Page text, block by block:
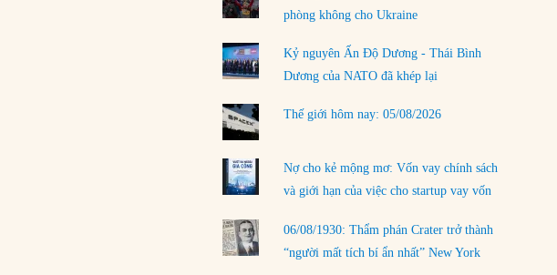
30/07/2026
Tập tìm cách chôn vùi bê bối chấn động vòng
tròn thân cận của mình
phòng không cho Ukraine
Kỷ nguyên Ấn Độ Dương - Thái Bình
Dương của NATO đã khép lại
Thế giới hôm nay: 05/08/2026
Nợ cho kẻ mộng mơ: Vốn vay chính sách
và giới hạn của việc cho startup vay vốn
06/08/1930: Thẩm phán Crater trở thành
“người mất tích bí ẩn nhất” New York